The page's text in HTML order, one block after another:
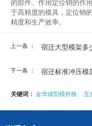
的部件。作用定位销的作
于高精度的模具，定位销
精度和生产效率。
上一条 ： 宿迁大型模架多
下一条 ： 宿迁标准冲压模
关键词： 金华成型模价格 五